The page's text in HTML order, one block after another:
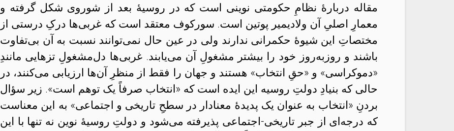
مقاله درباره‌ٔ نظامِ حکومتی نوینی است که در روسیهٔ بعد از شوروی شکل گرفته و
معمارِ اصلیِ آن ولادیمیر پوتین است. سورکوف معتقد است که غربی‌ها درکِ درستی از
مختصاتِ این شیوهٔ حکمرانی ندارند ولی در عین حال نمی‌توانند نسبت به آن بی‌تفاوت
باشند و روزبه‌روز خود را بیشتر مشغولِ آن می‌یابند. غربی‌ها دل‌مشغولِ تزهایی مانندِ
«دموکراسی» و «حقِ انتخاب» هستند و جهان را فقط از منظرِ آن‌ها ارزیابی می‌کنند، در
حالی که بنیادِ دولتِ روسیه این ایده است که «انتخاب صرفاً یک توهم است». زیر سؤال
بردنِ «انتخاب به عنوان یک پدیدهٔ معنادار در سطحِ تاریخی و اجتماعی» به این معناست
که درجه‌ای از جبر تاریخی-اجتماعی پذیرفته می‌شود و دولتِ روسیهٔ نوین نه تنها با این